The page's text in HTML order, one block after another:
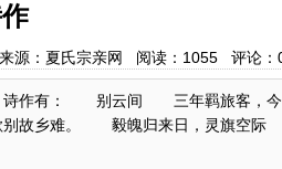
源：夏氏宗亲网 阅读： 1055评论：
诗作有： 别云间 三年羁旅客，今
故乡难。 毅魄归来日，灵旗空际